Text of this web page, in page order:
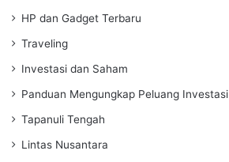
HP dan Gadget Terbaru
Traveling
Investasi dan Saham
Panduan Mengungkap Peluang Investasi
Tapanuli Tengah
Lintas Nusantara